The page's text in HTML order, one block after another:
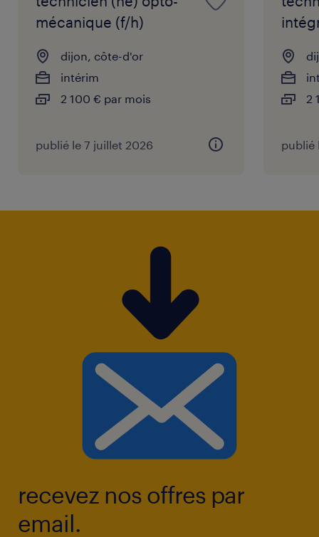
mécanique (f/h)
dijon, côte-d'or
intérim
2 100 € par mois
publié le 7 juillet 2026
2
publié
recevez nos offres par
email.